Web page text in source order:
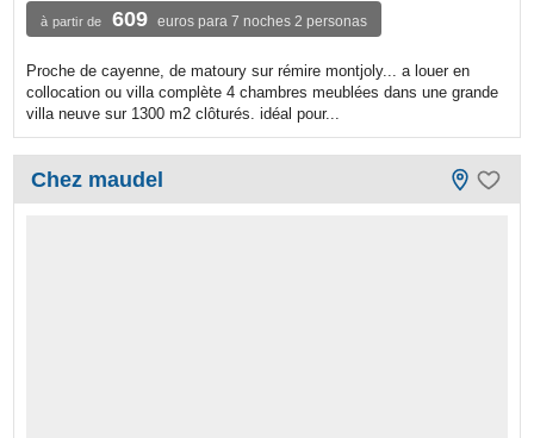
à partir de 609 euros para 7 noches 2 personas
Proche de cayenne, de matoury sur rémire montjoly... a louer en
collocation ou villa complète 4 chambres meublées dans une grande
villa neuve sur 1300 m2 clôturés. idéal pour...
Chez maudel